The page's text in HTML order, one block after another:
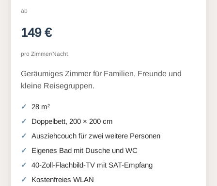
ab
149 €
pro Zimmer/Nacht
Geräumiges Zimmer für Familien, Freunde und
kleine Reisegruppen.
28 m²
Doppelbett, 200 × 200 cm
Ausziehcouch für zwei weitere Personen
Eigenes Bad mit Dusche und WC
40-Zoll-Flachbild-TV mit SAT-Empfang
Kostenfreies WLAN